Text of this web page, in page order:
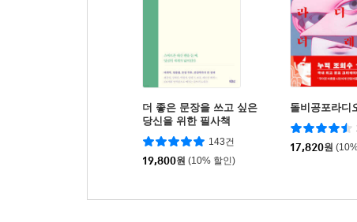
더 좋은 문장을 쓰고 싶은
당신을 위한 필사책
143건
19,800원 (10% 할인)
돌비공포라디
17,820원